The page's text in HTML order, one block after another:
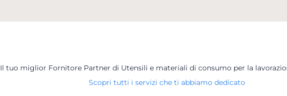
Il tuo miglior Fornitore Partner di Utensili e materiali di consumo per la
Scopri tutti i servizi che ti abbiamo dedicato